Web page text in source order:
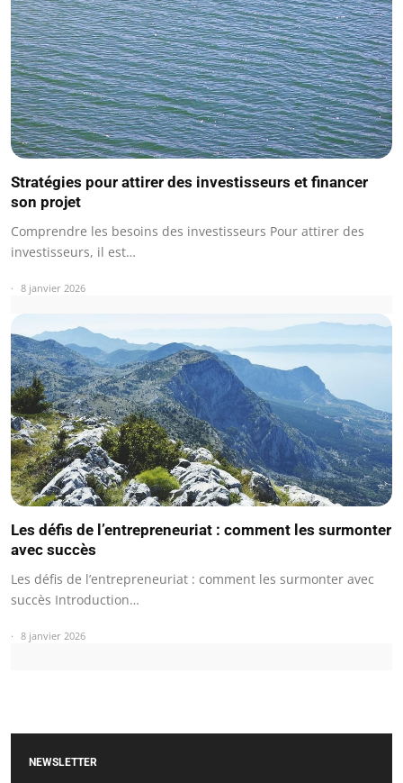
Stratégies pour attirer des investisseurs et financer
son projet
Comprendre les besoins des investisseurs Pour attirer des
investisseurs, il est…
8 janvier 2026
Les défis de l’entrepreneuriat : comment les surmonter
avec succès
Les défis de l’entrepreneuriat : comment les surmonter avec
succès Introduction…
8 janvier 2026
NEWSLETTER